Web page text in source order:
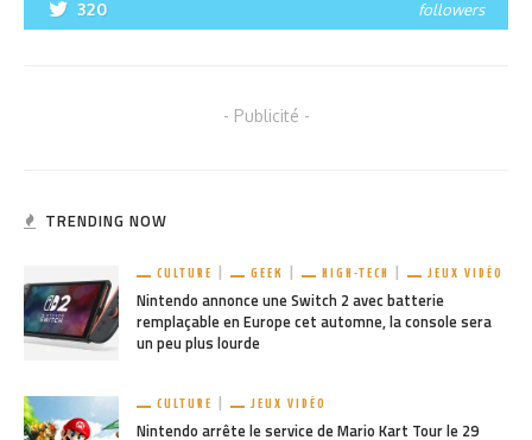
320 followers
- Publicité -
TRENDING NOW
CULTURE GEEK HIGH-TECH JEUX VIDÉO
Nintendo annonce une Switch 2 avec batterie
remplaçable en Europe cet automne, la console sera
un peu plus lourde
CULTURE JEUX VIDÉO
Nintendo arrête le service de Mario Kart Tour le 29